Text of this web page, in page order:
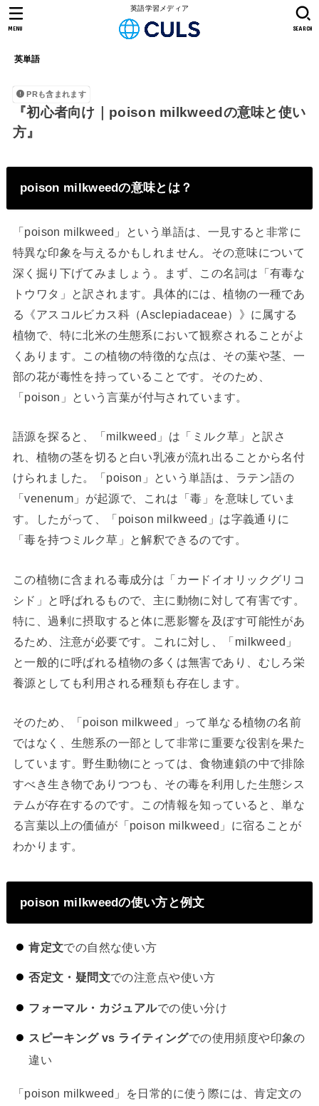
英語学習メディア
英単語
SEARCH
MENU
PRも含まれます
『初心者向け｜poison milkweedの意味と使い
方』
poison milkweedの意味とは？
「poison milkweed」という単語は、一見すると非常に
特異な印象を与えるかもしれません。その意味について
深く掘り下げてみましょう。まず、この名詞は「有毒な
トウワタ」と訳されます。具体的には、植物の一種であ
る《アスコルビカス科（Asclepiadaceae）》に属する
植物で、特に北米の生態系において観察されることがよ
くあります。この植物の特徴的な点は、その葉や茎、一
部の花が毒性を持っていることです。そのため、
「poison」という言葉が付与されています。
語源を探ると、「milkweed」は「ミルク草」と訳さ
れ、植物の茎を切ると白い乳液が流れ出ることから名付
けられました。「poison」という単語は、ラテン語の
「venenum」が起源で、これは「毒」を意味していま
す。したがって、「poison milkweed」は字義通りに
「毒を持つミルク草」と解釈できるのです。
この植物に含まれる毒成分は「カードイオリックグリコ
シド」と呼ばれるもので、主に動物に対して有害です。
特に、過剰に摂取すると体に悪影響を及ぼす可能性があ
るため、注意が必要です。これに対し、「milkweed」
と一般的に呼ばれる植物の多くは無害であり、むしろ栄
養源としても利用される種類も存在します。
そのため、「poison milkweed」って単なる植物の名前
ではなく、生態系の一部として非常に重要な役割を果た
しています。野生動物にとっては、食物連鎖の中で排除
すべき生き物でありつつも、その毒を利用した生態シス
テムが存在するのです。この情報を知っていると、単な
る言葉以上の価値が「poison milkweed」に宿ることが
わかります。
poison milkweedの使い方と例文
肯定文での自然な使い方
否定文・疑問文での注意点や使い方
フォーマル・カジュアルでの使い分け
スピーキング vs ライティングでの使用頻度や印象の
違い
「poison milkweed」を日常的に使う際には、肯定文の